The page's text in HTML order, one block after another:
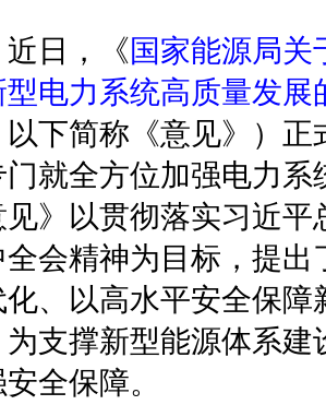
，《国家能源局
型电力系统高质量发展
以下简称《意见》）
门就全方位加强电力
见》以贯彻落实习近
全会精神为目标，提
化、以高水平安全保
为支撑新型能源体系
全保障。